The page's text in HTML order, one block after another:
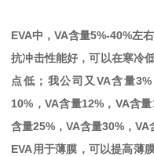
EVA中，VA含量5%-40%左右
抗冲击性能好，可以在寒冷
点低；我公司又 VA含量3%
10% ， VA含量12% ， VA含量
含量25% ，VA含量30% ，VA
EVA用于薄膜，可以提高薄